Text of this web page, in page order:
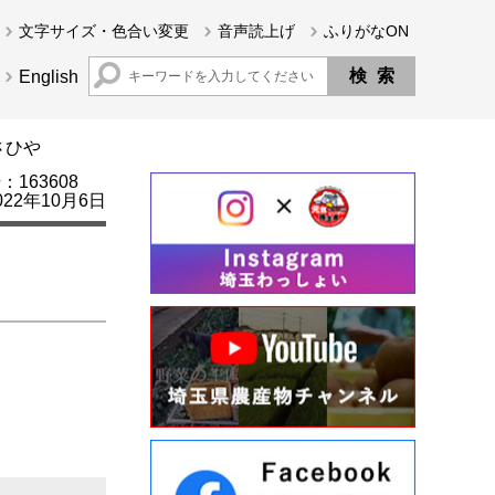
文字サイズ・色合い変更 音声読上げ ふりがなON
English
や
163608
年10月6日